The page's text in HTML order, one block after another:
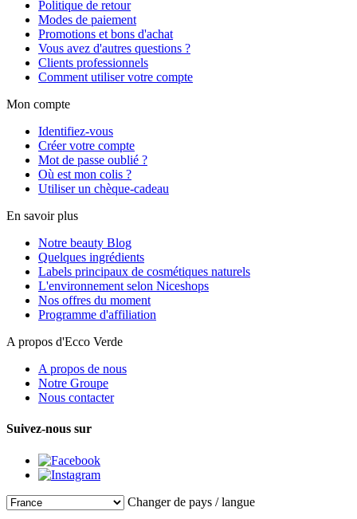
Politique de retour
Modes de paiement
Promotions et bons d'achat
Vous avez d'autres questions ?
Clients professionnels
Comment utiliser votre compte
Mon compte
Identifiez-vous
Créer votre compte
Mot de passe oublié ?
Où est mon colis ?
Utiliser un chèque-cadeau
En savoir plus
Notre beauty Blog
Quelques ingrédients
Labels principaux de cosmétiques naturels
L'environnement selon Niceshops
Nos offres du moment
Programme d'affiliation
A propos d'Ecco Verde
A propos de nous
Notre Groupe
Nous contacter
Suivez-nous sur
Changer de pays / langue